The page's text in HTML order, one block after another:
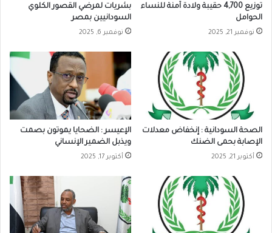
توزيع 4,700 حقيبة ولادة آمنة للنساء
الحوامل
نوفمبر 21, 2025
بشريات لمرضي القصور الكلوي
السودانيين بمصر
نوفمبر 6, 2025
الصحة السودانية : إنخفاض معدلات
الإصابة بحمى الضنك
أكتوبر 21, 2025
الإعيسر : الضحايا يموتون بصمت
ويذبل الضمير الإنساني
أكتوبر 17, 2025